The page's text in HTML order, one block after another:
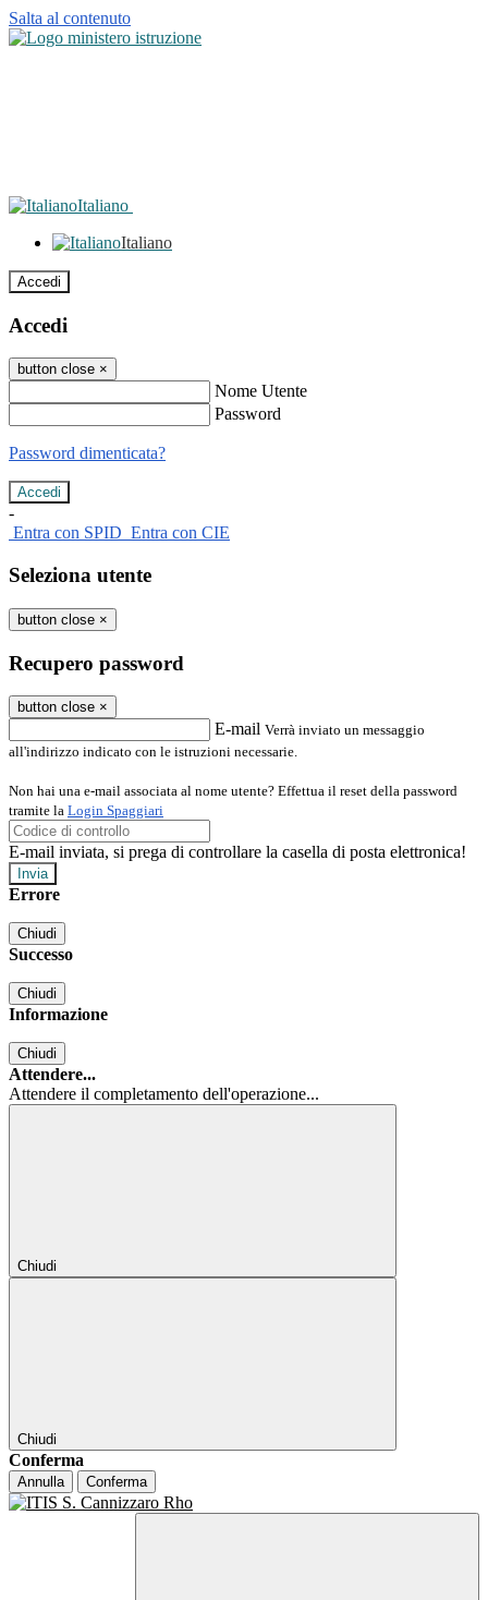
Salta al contenuto
Italiano
Italiano
Accedi
Accedi
button close ×
Nome Utente
Password
Password dimenticata?
-
Entra con SPID Entra con CIE
Seleziona utente
button close ×
Recupero password
button close ×
E-mail Verrà inviato un messaggio
all'indirizzo indicato con le istruzioni necessarie.
Non hai una e-mail associata al nome utente? Effettua il reset della password
tramite la Login Spaggiari
E-mail inviata, si prega di controllare la casella di posta elettronica!
Errore
Chiudi
Successo
Chiudi
Informazione
Chiudi
Attendere...
Attendere il completamento dell'operazione...
Chiudi
Chiudi
Conferma
Annulla Conferma